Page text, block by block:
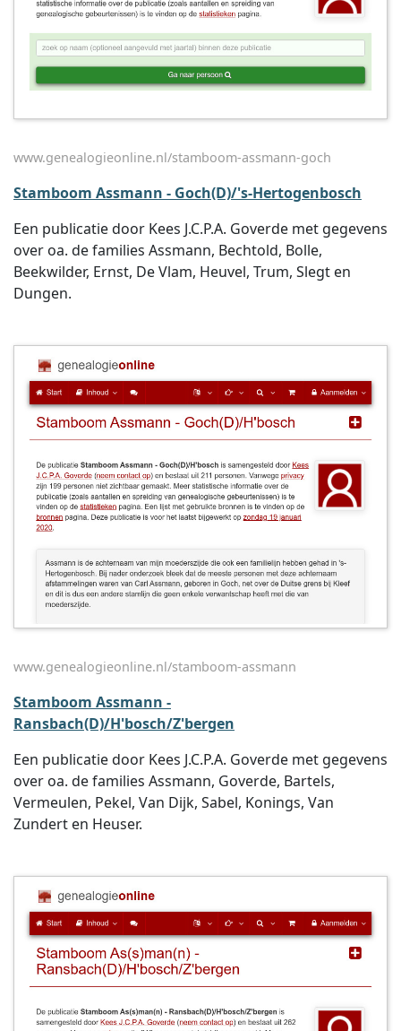
www.genealogieonline.nl/stamboom-assmann-goch
Stamboom Assmann - Goch(D)/'s-Hertogenbosch
Een publicatie door Kees J.C.P.A. Goverde met gegevens
over oa. de families Assmann, Bechtold, Bolle,
Beekwilder, Ernst, De Vlam, Heuvel, Trum, Slegt en
Dungen.
www.genealogieonline.nl/stamboom-assmann
Stamboom Assmann -
Ransbach(D)/H'bosch/Z'bergen
Een publicatie door Kees J.C.P.A. Goverde met gegevens
over oa. de families Assmann, Goverde, Bartels,
Vermeulen, Pekel, Van Dijk, Sabel, Konings, Van
Zundert en Heuser.